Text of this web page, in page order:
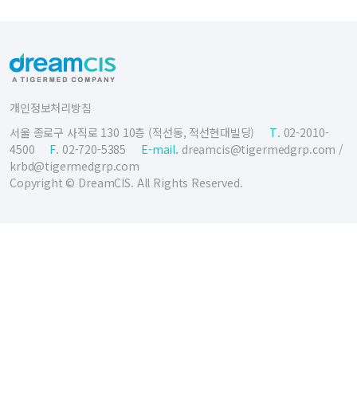
개인정보처리방침
서울 종로구 사직로 130 10층 (적선동, 적선현대빌딩)
T. 02-2010-
4500
F. 02-720-5385 E-mail. dreamcis@tigermedgrp.com /
krbd@tigermedgrp.com
Copyright © DreamCIS. All Rights Reserved.